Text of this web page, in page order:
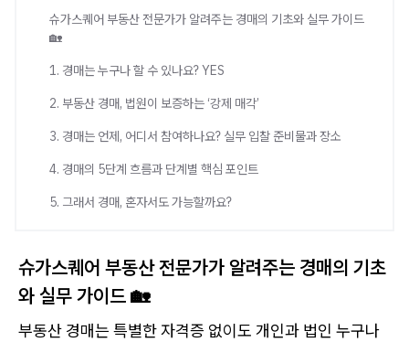
슈가스퀘어 부동산 전문가가 알려주는 경매의 기초와 실무 가이드
🏡
1. 경매는 누구나 할 수 있나요? YES
2. 부동산 경매, 법원이 보증하는 ‘강제 매각’
3. 경매는 언제, 어디서 참여하나요? 실무 입찰 준비물과 장소
4. 경매의 5단계 흐름과 단계별 핵심 포인트
5. 그래서 경매, 혼자서도 가능할까요?
슈가스퀘어 부동산 전문가가 알려주는 경매의 기초
와 실무 가이드 🏡
부동산 경매는 특별한 자격증 없이도 개인과 법인 누구나